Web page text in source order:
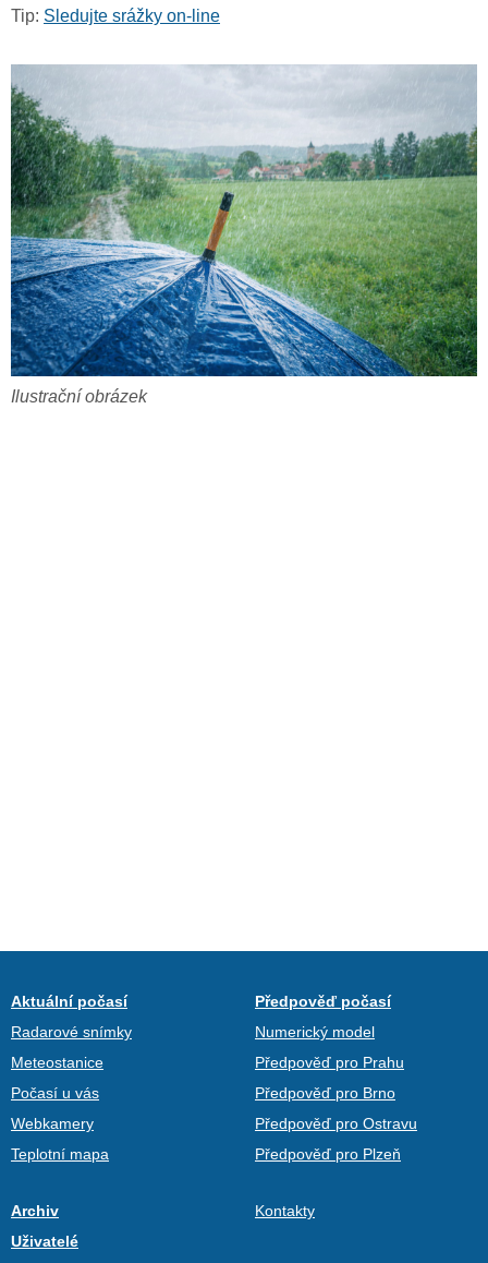
Tip: Sledujte srážky on-line
Ilustrační obrázek
Aktuální počasí
Radarové snímky
Meteostanice
Počasí u vás
Webkamery
Teplotní mapa
Předpověď počasí
Numerický model
Předpověď pro Prahu
Předpověď pro Brno
Předpověď pro Ostravu
Předpověď pro Plzeň
Archiv
Uživatelé
Kontakty